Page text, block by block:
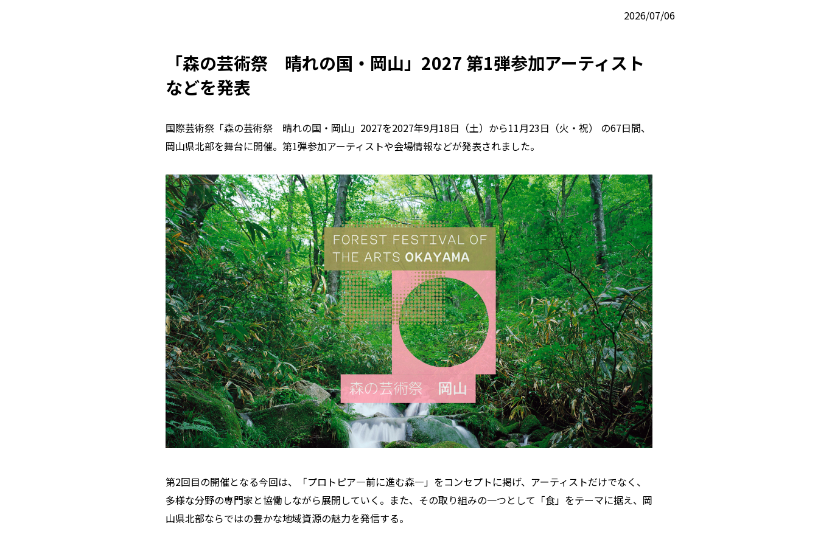
2026/07/06
「森の芸術祭 晴れの国・岡山」2027 第1弾参加アーティスト
などを発表
国際芸術祭「森の芸術祭 晴れの国・岡山」2027を2027年9月18日（土）から11月23日（火・祝） の67日間、
岡山県北部を舞台に開催。第1弾参加アーティストや会場情報などが発表されました。
第2回目の開催となる今回は、「プロトピア―前に進む森―」をコンセプトに掲げ、アーティストだけでなく、
多様な分野の専門家と協働しながら展開していく。また、その取り組みの一つとして「食」をテーマに据え、岡
山県北部ならではの豊かな地域資源の魅力を発信する。